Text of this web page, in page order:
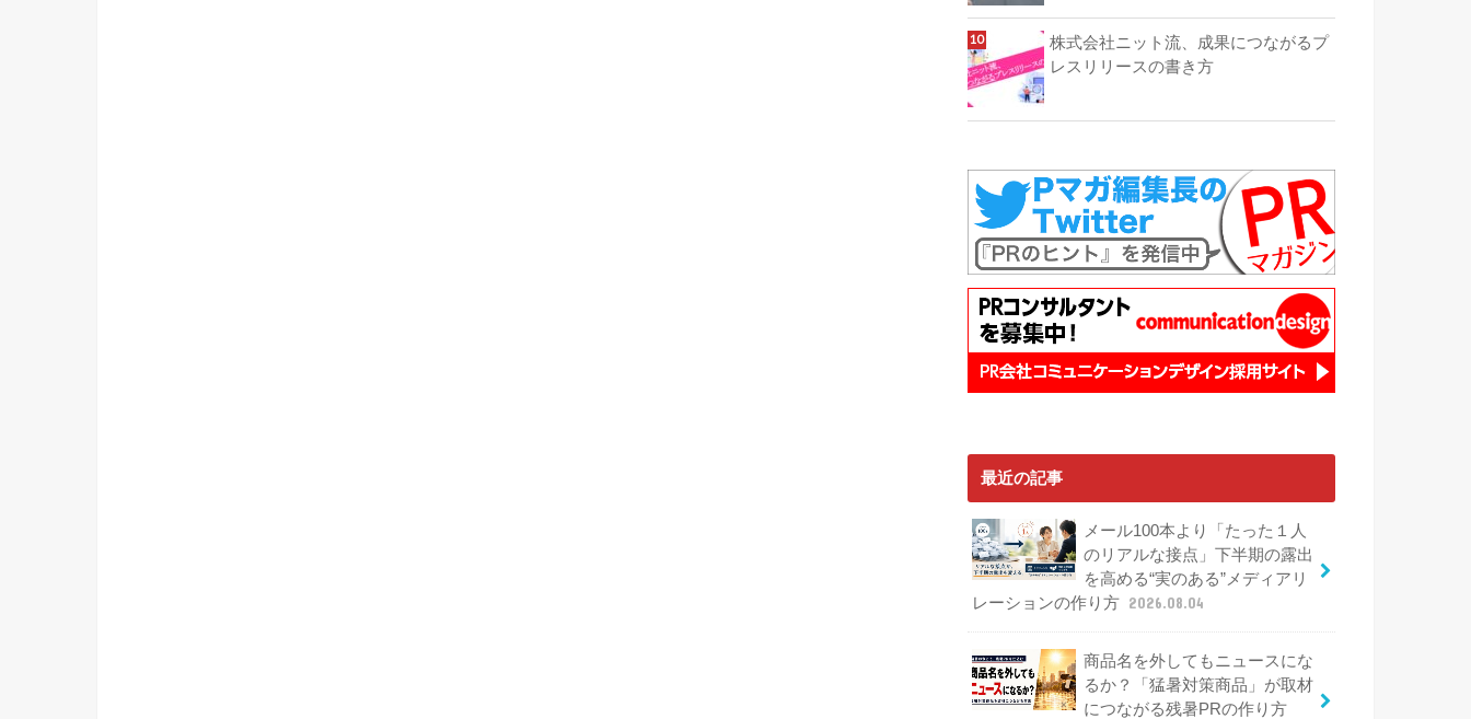
株式会社ニット流、成果につながるプ
レスリリースの書き方
最近の記事
メール100本より「たった１人
のリアルな接点」下半期の露出
を高める“実のある”メディアリ
レーションの作り方 2026.08.04
商品名を外してもニュースにな
るか？「猛暑対策商品」が取材
につながる残暑PRの作り方